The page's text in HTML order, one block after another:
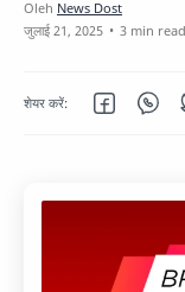
3 min read